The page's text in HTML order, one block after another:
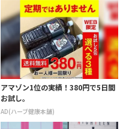
アマゾン1位の実績！380円で5日間
お試し。
AD(ハーブ健康本舗)